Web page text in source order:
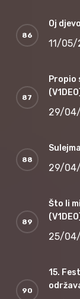
Oj
11/05/
Propio
29/
29/
Što li
25/
15.